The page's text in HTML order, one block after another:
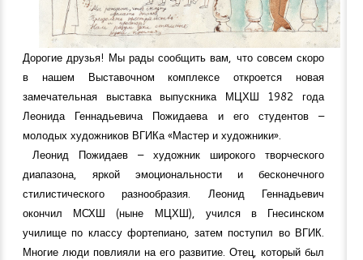
Дорогие друзья! Мы рады сообщить вам, что совсем скоро
в нашем Выставочном комплексе откроется новая
замечательная выставка выпускника МЦХШ 1982 года
Леонида Геннадьевича Пожидаева и его студентов –
молодых художников ВГИКа «Мастер и художники».
Леонид Пожидаев – художник широкого творческого
диапазона, яркой эмоциональности и бесконечного
стилистического разнообразия. Леонид Геннадьевич
окончил МСХШ (ныне МЦХШ), учился в Гнесинском
училище по классу фортепиано, затем поступил во ВГИК.
Многие люди повлияли на его развитие. Отец, который был